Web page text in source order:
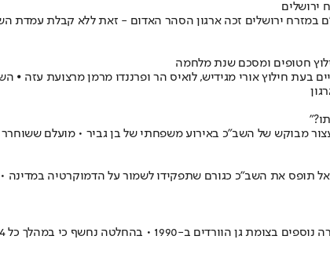
ירושלים
ירושלים זכה ארגון הסהר האדום - זאת ללא קבלת עמדת
חטופים ומסכם שנת מלחמה
מבוקש של השב"כ באירוע משפחתי של בן גביר • מועלם
משמאל תופס את השב"כ כגורם שתפקידו לשמור על הדמוקרטיה